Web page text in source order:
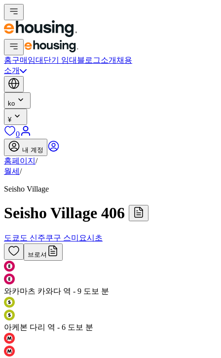
홈구매 임대 단기 임대 블로그소개 채용
소개
ko
¥
0
내 계정
홈페이지 /
월세 /
Seisho Village
Seisho Village 406
도쿄도 신주쿠구 스미요시초
브로셔
와카마츠 카와다 역 - 9 도보 분
아케본 다리 역 - 6 도보 분